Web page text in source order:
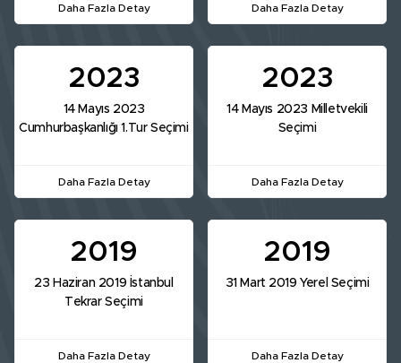
Daha Fazla Detay Daha Fazla Detay
2023
14 Mayıs 2023
Cumhurbaşkanlığı 1.Tur Seçimi
Daha Fazla Detay
2023
14 Mayıs 2023 Milletvekili
Seçimi
Daha Fazla Detay
2019
23 Haziran 2019 İstanbul
Tekrar Seçimi
Daha Fazla Detay
2019
31 Mart 2019 Yerel Seçimi
Daha Fazla Detay